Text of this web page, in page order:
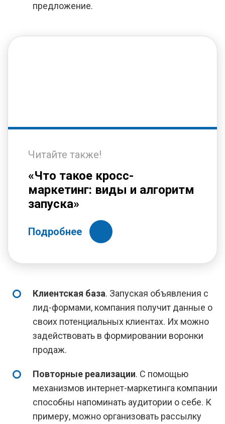
предложение.
Читайте также!
«Что такое кросс-
маркетинг: виды и алгоритм
запуска»
Подробнее
Клиентская база. Запуская объявления с
лид-формами, компания получит данные о
своих потенциальных клиентах. Их можно
задействовать в формировании воронки
продаж.
Повторные реализации. С помощью
механизмов интернет-маркетинга компании
способны напоминать аудитории о себе. К
примеру, можно организовать рассылку